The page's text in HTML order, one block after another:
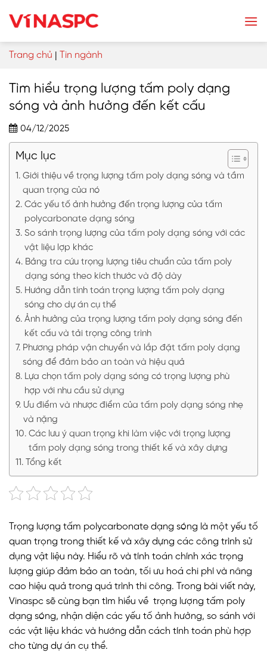
Trang chủ | Tin ngành
Tìm hiểu trọng lượng tấm poly dạng
sóng và ảnh hưởng đến kết cấu
04/12/2025
Mục lục
Giới thiệu về trọng lượng tấm poly dạng sóng và tầm
quan trọng của nó
Các yếu tố ảnh hưởng đến trọng lượng của tấm
polycarbonate dạng sóng
So sánh trọng lượng của tấm poly dạng sóng với các
vật liệu lợp khác
Bảng tra cứu trọng lượng tiêu chuẩn của tấm poly
dạng sóng theo kích thước và độ dày
Hướng dẫn tính toán trọng lượng tấm poly dạng
sóng cho dự án cụ thể
Ảnh hưởng của trọng lượng tấm poly dạng sóng đến
kết cấu và tải trọng công trình
Phương pháp vận chuyển và lắp đặt tấm poly dạng
sóng để đảm bảo an toàn và hiệu quả
Lựa chọn tấm poly dạng sóng có trọng lượng phù
hợp với nhu cầu sử dụng
Ưu điểm và nhược điểm của tấm poly dạng sóng nhẹ
và nặng
Các lưu ý quan trọng khi làm việc với trọng lượng
tấm poly dạng sóng trong thiết kế và xây dựng
Tổng kết
Trọng lượng tấm polycarbonate dạng sóng là một yếu tố
quan trọng trong thiết kế và xây dựng các công trình sử
dụng vật liệu này. Hiểu rõ và tính toán chính xác trọng
lượng giúp đảm bảo an toàn, tối ưu hoá chi phí và nâng
cao hiệu quả trong quá trình thi công. Trong bài viết này,
Vinaspc sẽ cùng bạn tìm hiểu về trọng lượng tấm poly
dạng sóng, nhận diện các yếu tố ảnh hưởng, so sánh với
các vật liệu khác và hướng dẫn cách tính toán phù hợp
cho từng dự án cụ thể.